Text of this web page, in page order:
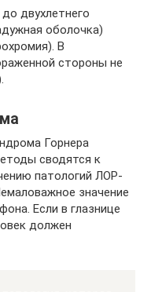
двухлетнего
оболочка)
В
стороны не
Горнера
сводятся к
патологий ЛОР-
значение
Если в глазнице
должен